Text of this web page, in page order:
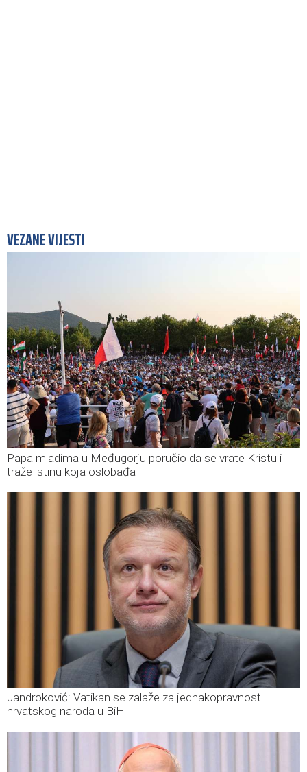
VEZANE VIJESTI
Papa mladima u Međugorju poručio da se vrate Kristu i
traže istinu koja oslobađa
Jandroković: Vatikan se zalaže za jednakopravnost
hrvatskog naroda u BiH